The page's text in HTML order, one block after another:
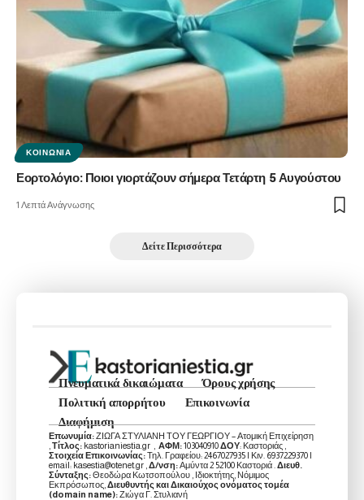
ΚΟΙΝΩΝΊΑ
Εορτολόγιο: Ποιοι γιορτάζουν σήμερα Τετάρτη 5 Αυγούστου
1 Λεπτά Ανάγνωσης
Δείτε Περισσότερα
Πνευματικά δικαιώματα
Όρους χρήσης
Πολιτική απορρήτου
Επικοινωνία
Διαφήμιση
Επωνυμία:ΖΙΩΓΑ ΣΤΥΛΙΑΝΗ ΤΟΥ ΓΕΩΡΓΙΟΥ – Ατομική Επιχείρηση
Τίτλος: kastorianiestia.gr , ΑΦΜ:103040910ΔΟΥ: Καστοριάς ,
Στοιχεία Επικοινωνίας:Τηλ. Γραφείου: 2467027935 | Κιν. 6937229370 |
email: kasestia@otenet.gr , Δ/νση:Αμύντα 2 52100 Καστοριά . Διευθ.
Σύνταξης:Θεοδώρα Κωτσοπούλου , Ιδιοκτήτης, Νόμιμος
Εκπρόσωπος, Διευθυντής και Δικαιούχος ονόματος τομέα
(domain name):Ζιώγα Γ. Στυλιανή